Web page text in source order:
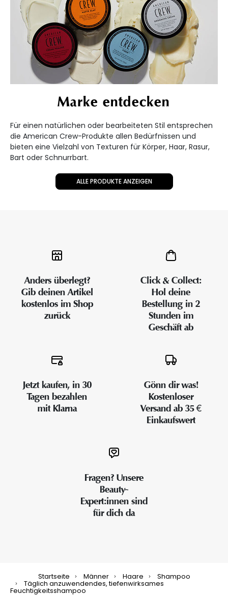
Marke entdecken
Für einen natürlichen oder bearbeiteten Stil entsprechen
die American Crew-Produkte allen Bedürfnissen und
bieten eine Vielzahl von Texturen für Körper, Haar, Rasur,
Bart oder Schnurrbart.
ALLE PRODUKTE ANZEIGEN
Anders überlegt?
Gib deinen Artikel
kostenlos im Shop
zurück
Click & Collect:
Hol deine
Bestellung in 2
Stunden im
Geschäft ab
Jetzt kaufen, in 30
Tagen bezahlen
mit Klarna
Gönn dir was!
Kostenloser
Versand ab 35 €
Einkaufswert
Fragen? Unsere
Beauty-
Expert:innen sind
für dich da
Startseite Männer Haare Shampoo
Täglich anzuwendendes, tiefenwirksames
Feuchtigkeitsshampoo